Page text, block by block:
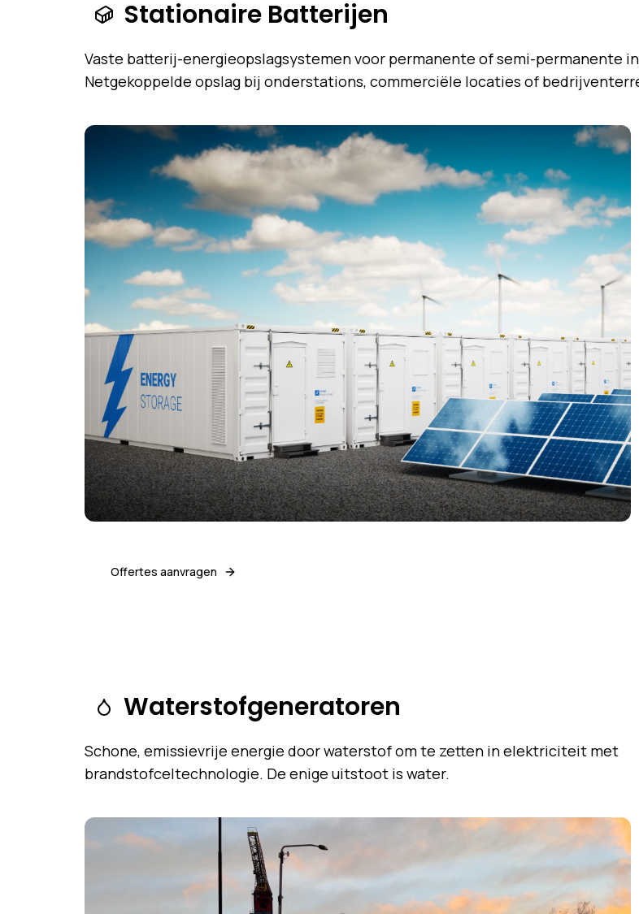
Stationaire Batterijen
Vaste batterij-energieopslagsystemen voor permanente of semi-permanente
Netgekoppelde opslag bij onderstations, commerciële locaties of
Offertes aanvragen
Waterstofgeneratoren
Schone, emissievrije energie door waterstof om te zetten in elektriciteit met
brandstofceltechnologie. De enige uitstoot is water.